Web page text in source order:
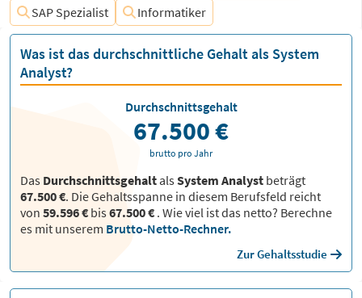
SAP Spezialist
Informatiker
Was ist das durchschnittliche Gehalt als System
Analyst?
Das DurchschnittsgehaltalsSystem Analyst beträgt
67.500 €. Die Gehaltsspanne in diesem Berufsfeld reicht
von 59.596 € bis67.500 € . Wie viel ist das netto? Berechne
es mit unserem Brutto-Netto-Rechner.
Zur Gehaltsstudie
Durchschnittsgehalt
67.500 €
brutto pro Jahr